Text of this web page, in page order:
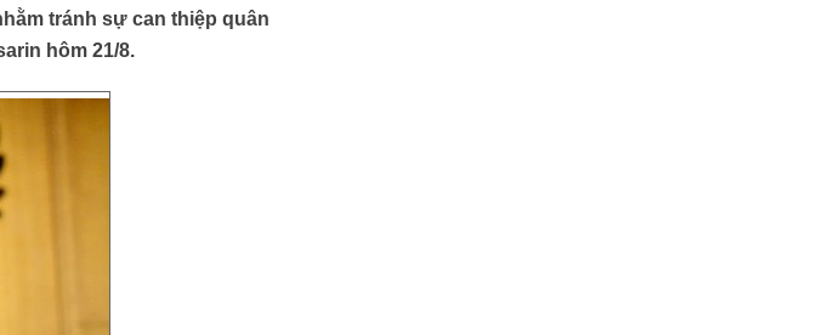
tránh sự can thiệp quân
hôm 21/8.